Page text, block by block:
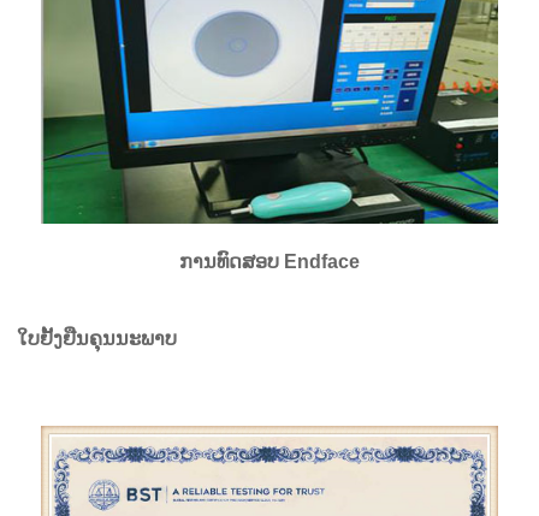
ການທົດສອບ Endface
ໃບຢັ້ງຢືນຄຸນນະພາບ